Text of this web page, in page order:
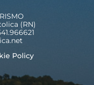
(RN)
Policy